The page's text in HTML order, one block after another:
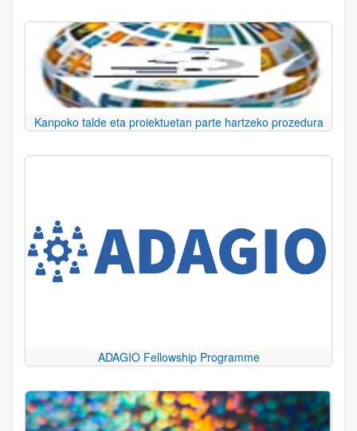
Kanpoko talde eta proiektuetan parte hartzeko prozedura
ADAGIO Fellowship Programme